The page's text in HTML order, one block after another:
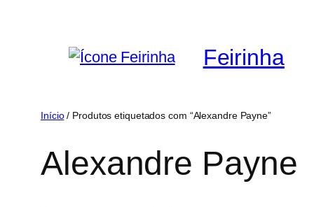
Feirinha
Início/ Produtos etiquetados com “Alexandre Payne”
Alexandre Payne